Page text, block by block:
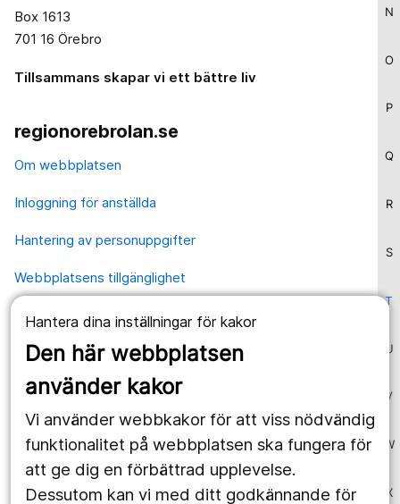
Hantera dina inställningar för kakor
Den här webbplatsen
använder kakor
Vi använder webbkakor för att viss nödvändig
funktionalitet på webbplatsen ska fungera för
att ge dig en förbättrad upplevelse.
Dessutom kan vi med ditt godkännande för
N
O
P
Q
R
S
T
U
V
W
X
Box 1613
701 16 Örebro
Tillsammans skapar vi ett bättre liv
regionorebrolan.se
Om webbplatsen
Inloggning för anställda
Hantering av personuppgifter
Webbplatsens tillgänglighet
Våra webbplatser
1177.se
Region Örebro län